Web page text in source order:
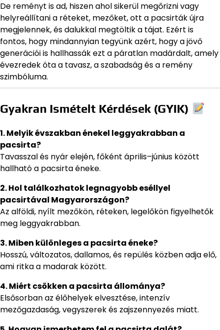
De reményt is ad, hiszen ahol sikerül megőrizni vagy
helyreállítani a réteket, mezőket, ott a pacsirták újra
megjelennek, és dalukkal megtöltik a tájat. Ezért is
fontos, hogy mindannyian tegyünk azért, hogy a jövő
generációi is hallhassák ezt a páratlan madárdalt, amely
évezredek óta a tavasz, a szabadság és a remény
szimbóluma.
Gyakran Ismételt Kérdések (GYIK)
1. Melyik évszakban énekel leggyakrabban a
pacsirta?
Tavasszal és nyár elején, főként április–június között
hallható a pacsirta éneke.
2. Hol találkozhatok legnagyobb eséllyel
pacsirtával Magyarországon?
Az alföldi, nyílt mezőkön, réteken, legelőkön figyelhetők
meg leggyakrabban.
3. Miben különleges a pacsirta éneke?
Hosszú, változatos, dallamos, és repülés közben adja elő,
ami ritka a madarak között.
4. Miért csökken a pacsirta állománya?
Elsősorban az élőhelyek elvesztése, intenzív
mezőgazdaság, vegyszerek és zajszennyezés miatt.